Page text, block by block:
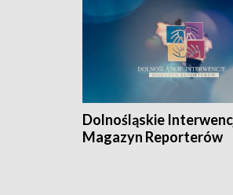
Dolnośląskie
Magazyn Reporterów